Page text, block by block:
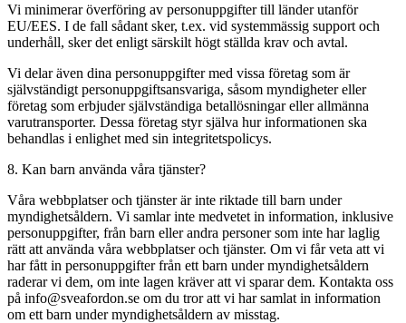
Vi minimerar överföring av personuppgifter till länder utanför
EU/EES. I de fall sådant sker, t.ex. vid systemmässig support och
underhåll, sker det enligt särskilt högt ställda krav och avtal.
Vi delar även dina personuppgifter med vissa företag som är
självständigt personuppgiftsansvariga, såsom myndigheter eller
företag som erbjuder självständiga betallösningar eller allmänna
varutransporter. Dessa företag styr själva hur informationen ska
behandlas i enlighet med sin integritetspolicys.
8. Kan barn använda våra tjänster?
Våra webbplatser och tjänster är inte riktade till barn under
myndighetsåldern. Vi samlar inte medvetet in information, inklusive
personuppgifter, från barn eller andra personer som inte har laglig
rätt att använda våra webbplatser och tjänster. Om vi får veta att vi
har fått in personuppgifter från ett barn under myndighetsåldern
raderar vi dem, om inte lagen kräver att vi sparar dem. Kontakta oss
på info@sveafordon.se om du tror att vi har samlat in information
om ett barn under myndighetsåldern av misstag.